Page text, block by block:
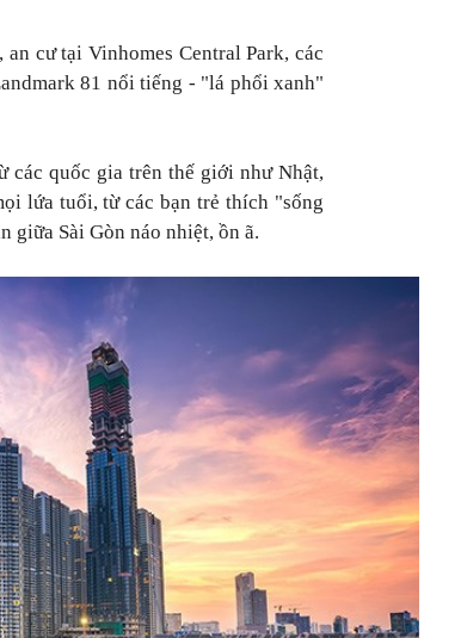
cư tại Vinhomes Central Park, các
81 nổi tiếng - "lá phổi xanh"
các quốc gia trên thế giới như Nhật,
lứa tuổi, từ các bạn trẻ thích "sống
giữa Sài Gòn náo nhiệt, ồn ã.